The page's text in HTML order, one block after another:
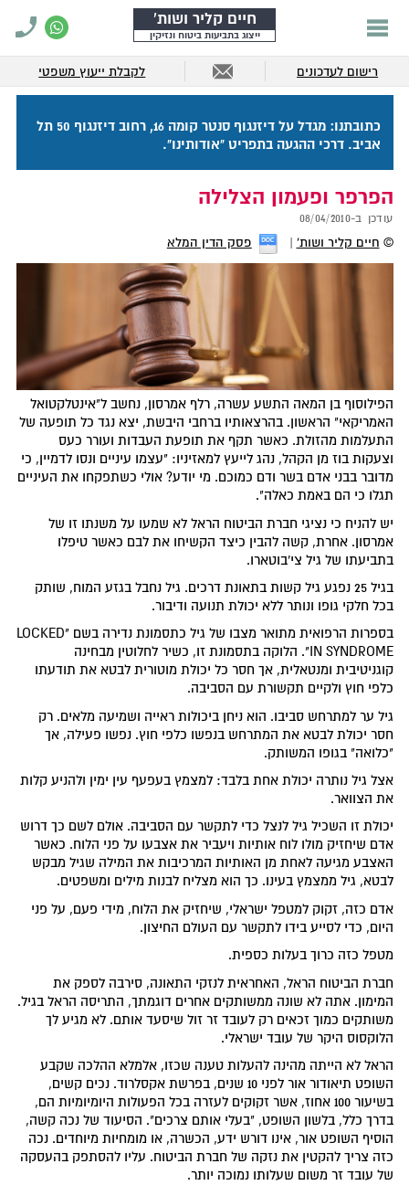
חיים קליר ושות'
ייצוג בתביעות ביטוח ונזיקין
רישום לעדכונים לקבלת ייעוץ משפטי
כתובתנו: מגדל על דיזנגוף סנטר קומה 16, רחוב דיזנגוף 50 תל
אביב. דרכי ההגעה בתפריט "אודותינו".
הפרפר ופעמון הצלילה
עודכן ב-08/04/2010
© חיים קליר ושות' פסק הדין המלא
הפילוסוף בן המאה התשע עשרה, רלף אמרסון, נחשב ל"אינטלקטואל
האמריקאי" הראשון. בהרצאותיו ברחבי היבשת, יצא נגד כל תופעה של
התעלמות מהזולת. כאשר תקף את תופעת העבדות ועורר כעס
וצעקות בוז מן הקהל, נהג לייעץ למאזיניו: "עצמו עיניים ונסו לדמיין, כי
מדובר בבני אדם בשר ודם כמוכם. מי יודע? אולי כשתפקחו את העיניים
תגלו כי הם באמת כאלה".
יש להניח כי נציגי חברת הביטוח הראל לא שמעו על משנתו זו של
אמרסון. אחרת, קשה להבין כיצד הקשיחו את לבם כאשר טיפלו
בתביעתו של גיל צי'בוטארו.
בגיל 25 נפגע גיל קשות בתאונת דרכים. גיל נחבל בגזע המוח, שותק
בכל חלקי גופו ונותר ללא יכולת תנועה ודיבור.
בספרות הרפואית מתואר מצבו של גיל כתסמונת נדירה בשם "LOCKED
IN SYNDROME". הלוקה בתסמונת זו, כשיר לחלוטין מבחינה
קוגניטיבית ומנטאלית, אך חסר כל יכולת מוטורית לבטא את תודעתו
כלפי חוץ ולקיים תקשורת עם הסביבה.
גיל ער למתרחש סביבו. הוא ניחן ביכולות ראייה ושמיעה מלאים. רק
חסר יכולת לבטא את המתרחש בנפשו כלפי חוץ. נפשו פעילה, אך
"כלואה" בגופו המשותק.
אצל גיל נותרה יכולת אחת בלבד: למצמץ בעפעף עין ימין ולהניע קלות
את הצוואר.
יכולת זו השכיל גיל לנצל כדי לתקשר עם הסביבה. אולם לשם כך דרוש
אדם שיחזיק מולו לוח אותיות ויעביר את אצבעו על פני הלוח. כאשר
האצבע מגיעה לאחת מן האותיות המרכיבות את המילה שגיל מבקש
לבטא, גיל ממצמץ בעינו. כך הוא מצליח לבנות מילים ומשפטים.
אדם כזה, זקוק למטפל ישראלי, שיחזיק את הלוח, מידי פעם, על פני
היום, כדי לסייע בידו לתקשר עם העולם החיצון.
מטפל כזה כרוך בעלות כספית.
חברת הביטוח הראל, האחראית לנזקי התאונה, סירבה לספק את
המימון. אתה לא שונה ממשותקים אחרים דוגמתך, התריסה הראל בגיל.
משותקים כמוך זכאים רק לעובד זר זול שיסעד אותם. לא מגיע לך
הלוקסוס היקר של עובד ישראלי.
הראל לא הייתה מהינה להעלות טענה שכזו, אלמלא ההלכה שקבע
השופט תיאודור אור לפני 10 שנים, בפרשת אקסלרוד. נכים קשים,
בשיעור 100 אחוז, אשר זקוקים לעזרה בכל הפעולות היומיומיות הם,
בדרך כלל, בלשון השופט, "בעלי אותם צרכים". הסיעוד של נכה קשה,
הוסיף השופט אור, אינו דורש ידע, הכשרה, או מומחיות מיוחדים. נכה
כזה צריך להקטין את נזקה של חברת הביטוח. עליו להסתפק בהעסקה
של עובד זר משום שעלותו נמוכה יותר.